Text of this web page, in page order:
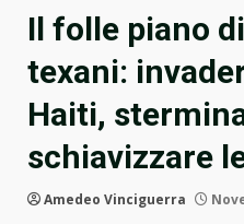
Il folle piano
texani:
Haiti,
schiavizzare
Amedeo Vinciguerra